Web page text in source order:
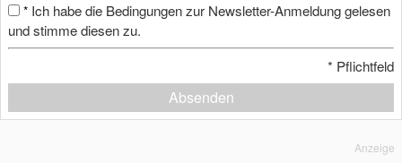
* Ich habe die Bedingungen zur Newsletter-Anmeldung gelesen
und stimme diesen zu.
* Pflichtfeld
Absenden
Anzeige